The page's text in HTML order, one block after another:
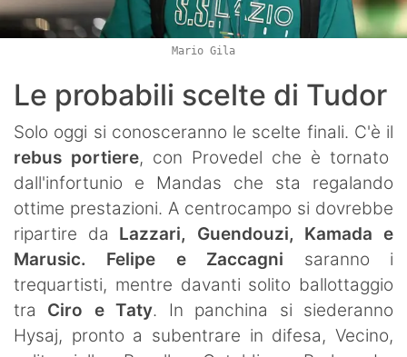
Mario Gila
Le probabili scelte di Tudor
Solo oggi si conosceranno le scelte finali. C'è il
rebus portiere, con Provedel che è tornato
dall'infortunio e Mandas che sta regalando
ottime prestazioni. A centrocampo si dovrebbe
ripartire da Lazzari, Guendouzi, Kamada e
Marusic.
Felipe e Zaccagni saranno i
trequartisti, mentre davanti solito ballottaggio
tra Ciro e Taty. In panchina si siederanno
Hysaj, pronto a subentrare in difesa, Vecino,